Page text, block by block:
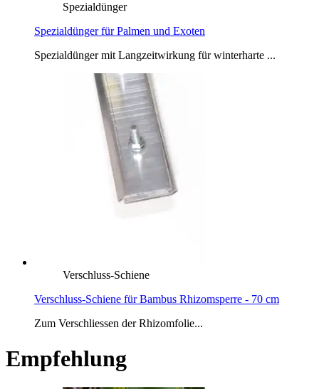
Spezialdünger
Spezialdünger für Palmen und Exoten
Spezialdünger mit Langzeitwirkung für winterharte ...
Verschluss-Schiene
Verschluss-Schiene für Bambus Rhizomsperre - 70 cm
Zum Verschliessen der Rhizomfolie...
Empfehlung